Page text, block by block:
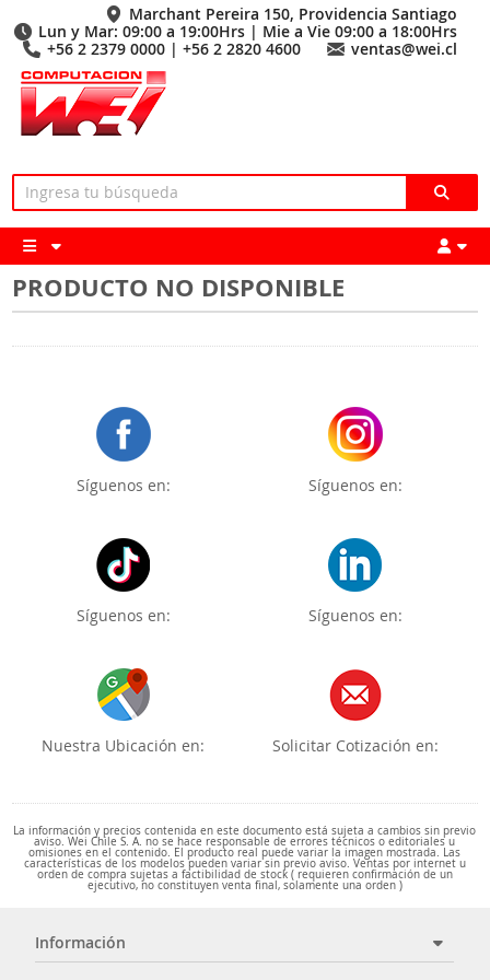
Marchant Pereira 150, Providencia Santiago
Lun y Mar: 09:00 a 19:00Hrs | Mie a Vie 09:00 a 18:00Hrs
+56 2 2379 0000 | +56 2 2820 4600
ventas@wei.cl
PRODUCTO NO DISPONIBLE
Síguenos en: Síguenos en:
Síguenos en: Síguenos en:
Nuestra Ubicación en: Solicitar Cotización en:
La información y precios contenida en este documento está sujeta a cambios sin previo
aviso. Wei Chile S. A. no se hace responsable de errores técnicos o editoriales u
omisiones en el contenido. El producto real puede variar la imagen mostrada. Las
características de los modelos pueden variar sin previo aviso. Ventas por internet u
orden de compra sujetas a factibilidad de stock ( requieren confirmación de un
ejecutivo, no constituyen venta final, solamente una orden )
Información